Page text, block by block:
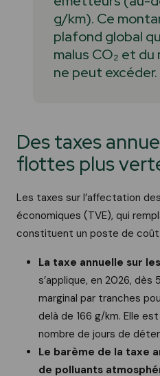
g/km). Ce
plafond global
malus CO₂ et du
ne peut excéder.
Des taxes
flottes plus
Les taxes sur l’affectation
économiques (TVE), qui
constituent un poste de
La taxe annuelle sur
s’applique, en 2026, dès
marginal par tranches
delà de 166 g/km. Elle
nombre de jours de
Le barème de la taxe
de polluants